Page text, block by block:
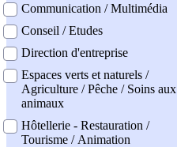
Communication / Multimédia
Conseil / Etudes
Direction d'entreprise
Espaces verts et naturels /
Agriculture / Pêche / Soins aux
animaux
Hôtellerie - Restauration /
Tourisme / Animation